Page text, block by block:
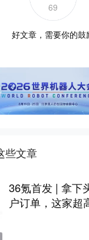
69
好文章，需要你的鼓
些文章
36氪首发 | 拿下
户订单，这家超